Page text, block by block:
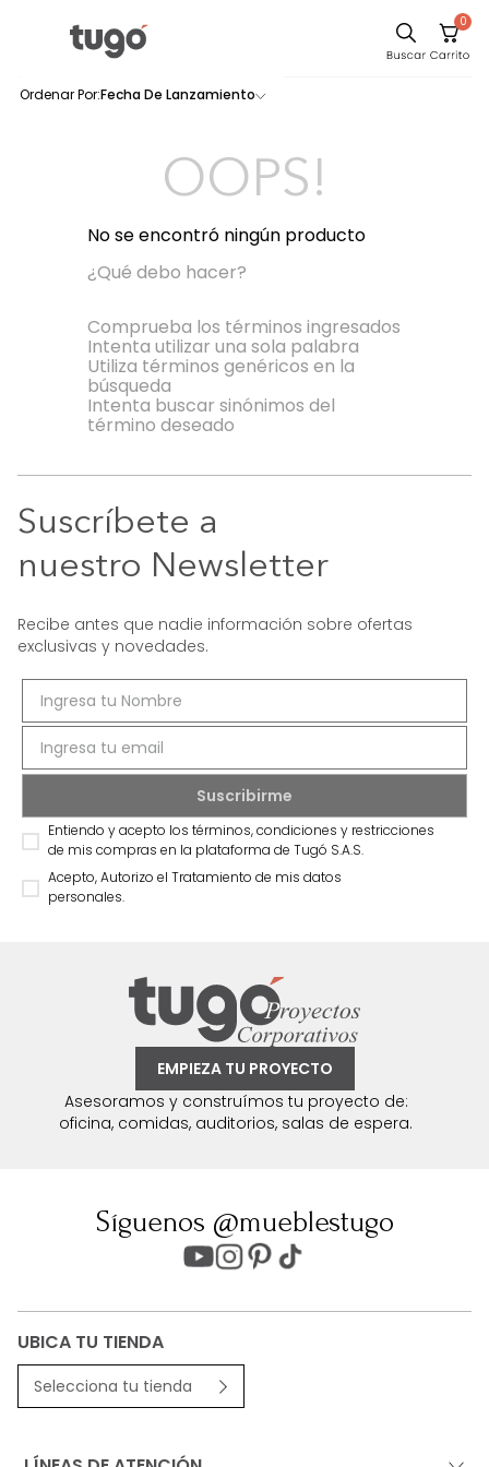
0
Fecha De Lanzamiento
0productos
OOPS!
No se encontró ningún producto
¿Qué debo hacer?
Comprueba los términos ingresados
Intenta utilizar una sola palabra
Utiliza términos genéricos en la
búsqueda
Intenta buscar sinónimos del
término deseado
Suscríbete a
nuestro Newsletter
Recibe antes que nadie información sobre ofertas
exclusivas y novedades.
Entiendo y acepto los términos, condiciones y restricciones
de mis compras en la plataforma de Tugó S.A.S.
Acepto, Autorizo el Tratamiento de mis datos
personales.
EMPIEZA TU PROYECTO
Asesoramos y construímos tu proyecto de:
oficina, comidas, auditorios, salas de espera.
Síguenos @mueblestugo
UBICA TU TIENDA
Selecciona tu tienda
Sofa
Cuadros
Cama
Mesa Centro
Mesa Noche